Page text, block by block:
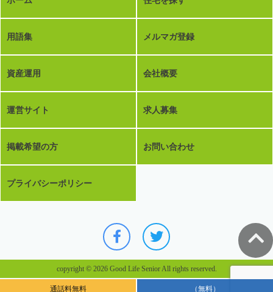
用語集 メルマガ登録
資産運用 会社概要
運営サイト 求人募集
掲載希望の方 お問い合わせ
プライバシーポリシー
copyright © 2026 Good Life Senior All rights reserved.
通話料無料 （無料）